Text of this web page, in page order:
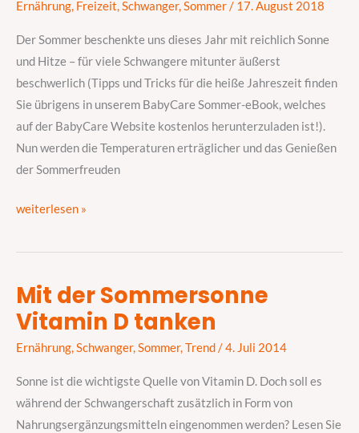
Ernährung, Freizeit,Schwanger,Sommer/ 17. August 2018
Der Sommer beschenkte uns dieses Jahr mit reichlich Sonne
und Hitze – für viele Schwangere mitunter äußerst
beschwerlich (Tipps und Tricks für die heiße Jahreszeit finden
Sie übrigens in unserem BabyCare Sommer-eBook, welches
auf der BabyCare Website kostenlos herunterzuladen ist!).
Nun werden die Temperaturen erträglicher und das Genießen
der Sommerfreuden
–
Was
muss
ich
beachten?
weiterlesen »
Mit der Sommersonne
Vitamin D tanken
Ernährung,Schwanger,Sommer,Trend/4. Juli 2014
Sonne ist die wichtigste Quelle von Vitamin D. Doch soll es
während der Schwangerschaft zusätzlich in Form von
Nahrungsergänzungsmitteln eingenommen werden? Lesen Sie
Mit
der
D
tanken